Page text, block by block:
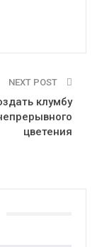
NEXT POST
клумбу
цветения